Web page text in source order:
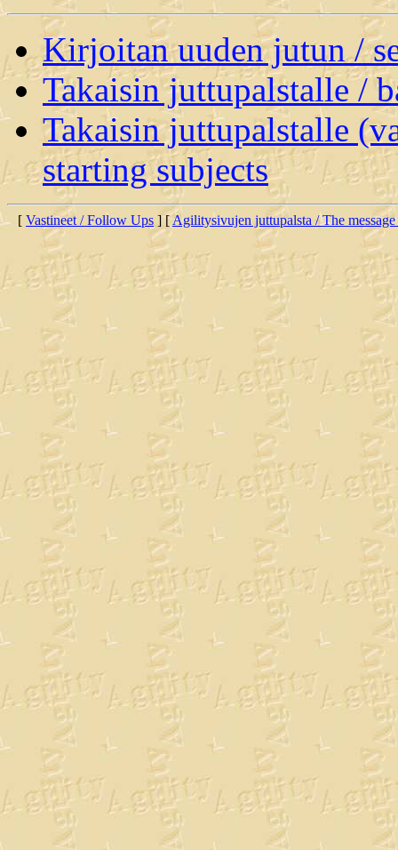
Kirjoitan uuden jutun /
Takaisin juttupalstalle /
Takaisin juttupalstalle
starting subjects
[ Vastineet / Follow Ups ] [Agilitysivujen juttupalsta / The